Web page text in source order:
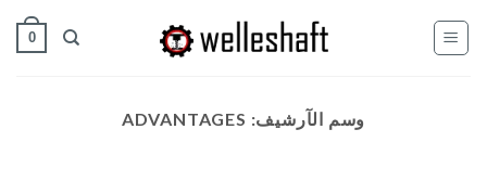
للمحتوى
0
وسم الآرشيف: ADVANTAGES